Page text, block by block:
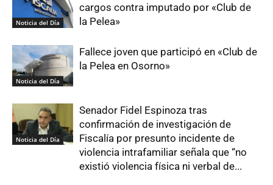
Noticia del Día
cargos contra imputado por «Club de
la Pelea»
Noticia del Día
Fallece joven que participó en «Club de
la Pelea en Osorno»
Noticia del Día
Senador Fidel Espinoza tras
confirmación de investigación de
Fiscalía por presunto incidente de
violencia intrafamiliar señala que “no
existió violencia física ni verbal de...